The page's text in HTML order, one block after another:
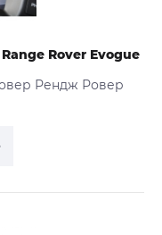
Rover Evogue
Рендж Ровер